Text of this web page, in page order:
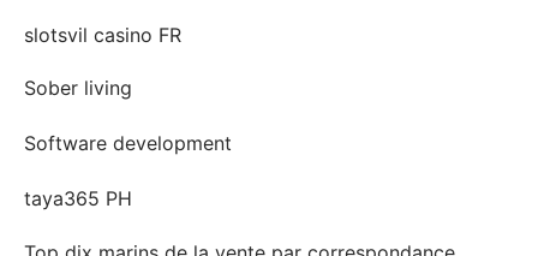
slotsvil casino FR
Sober living
Software development
taya365 PH